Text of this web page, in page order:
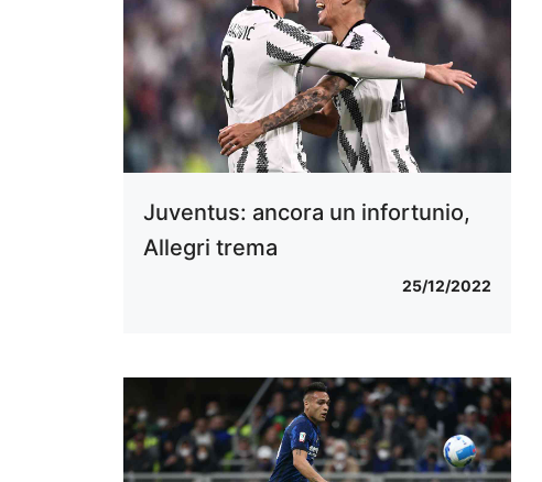
Juventus: ancora un infortunio,
Allegri trema
25/12/2022